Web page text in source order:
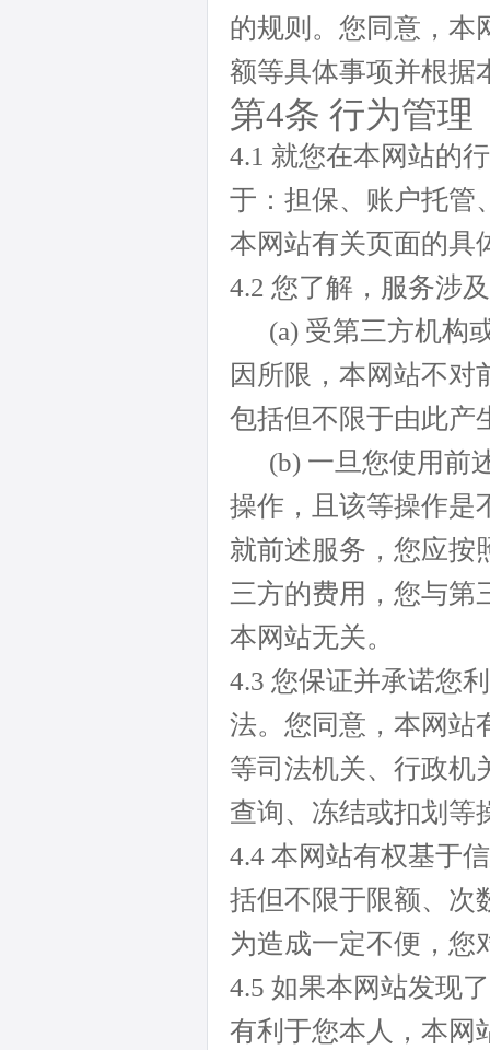
的规则。您同意，本
额等具体事项并根据
第4条 行为管理
4.1 就您在本网站的
于：担保、账户托管
本网站有关页面的具
4.2 您了解，服务涉
(a) 受第三方机构
因所限，本网站不
包括但不限于由此产
(b) 一旦您使用前
操作，且该等操作是
就前述服务，您应按
三方的费用，您与第
本网站无关。
4.3 您保证并承诺您
法。您同意，本网站
等司法机关、行政机
查询、冻结或扣划等
4.4 本网站有权基于
括但不限于限额、次
为造成一定不便，您
4.5 如果本网站发现
有利于您本人，本网